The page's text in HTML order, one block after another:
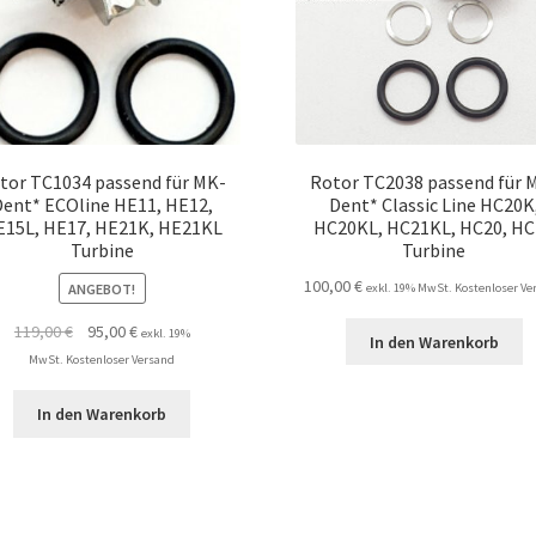
TC1034 passend für MK-
ECOline HE11, HE12,
HE17, HE21K, HE21KL
Turbine
ANGEBOT!
119,00€
Ursprünglicher
Preis
119,00 €
95,00€Aktueller
Preis
95,00 €.
exkl. 19%
MwSt. Kostenloser Versand
In den Warenkorb
Rotor TC2038 passend für
Dent* Classic Line
HC20KL, HC21KL, HC20,
Turbine
100,00€ exkl. 19% MwSt. Kostenloser
In den Warenkorb